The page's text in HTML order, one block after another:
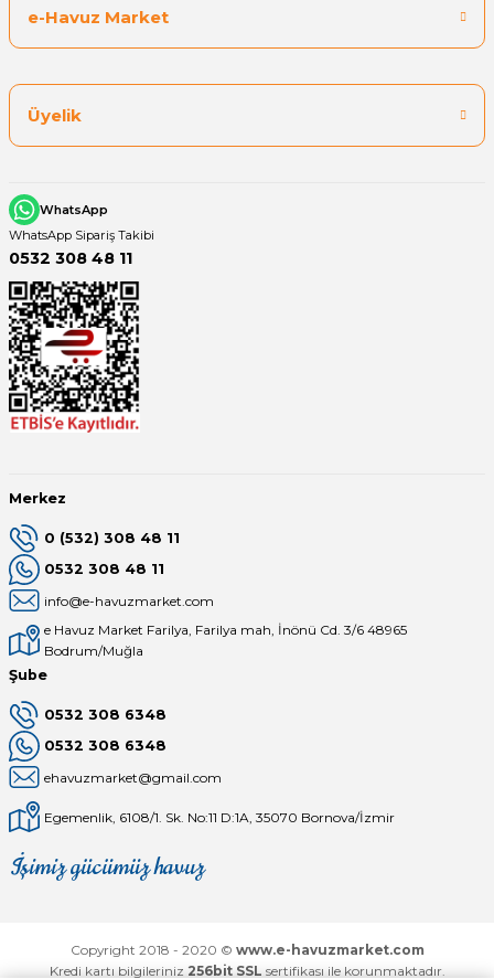
e-Havuz Market
Üyelik
WhatsApp
WhatsApp Sipariş Takibi
0532 308 48 11
Merkez
0 (532) 308 48 11
0532 308 48 11
info@e-havuzmarket.com
e Havuz Market Farilya, Farilya mah, İnönü Cd. 3/6 48965
Bodrum/Muğla
Şube
0532 308 6348
0532 308 6348
ehavuzmarket@gmail.com
Egemenlik, 6108/1. Sk. No:11 D:1A, 35070 Bornova/İzmir
İşimiz gücümüz havuz
Mağaza
Depomuz
Copyright 2018 - 2020 © www.e-havuzmarket.com
Kredi kartı bilgileriniz 256bit SSL sertifikası ile korunmaktadır.